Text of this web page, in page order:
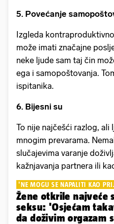
5. Povećanje
Izgleda
može imati značajne
neke ljude sam taj čin
ega i samopoštovanja.
ispitanika.
6. Bijesni su
To nije najčešći razlog,
mnogim prevarama.
slučajevima varanje
kažnjavanja partnera ili
'NE MOGU SE NAPALITI KAO
Žene otkrile najveće
seksu: 'Osjećam
da doživim orgazam